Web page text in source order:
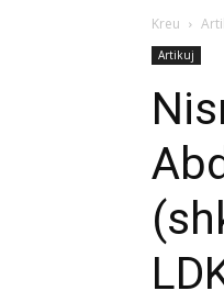
Kreu
Artikuj